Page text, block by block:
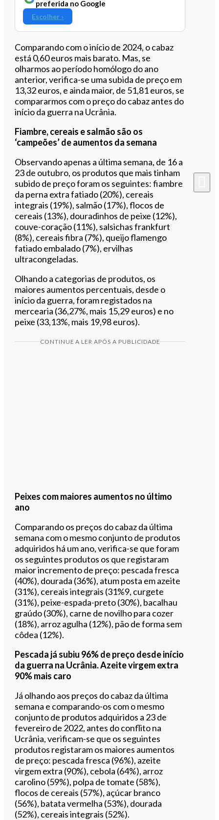
preferida no Google
Escolher ›
Comparando com o início de 2024, o cabaz
está 0,60 euros mais barato. Mas, se
olharmos ao período homólogo do ano
anterior, verifica-se uma subida de preço em
13,32 euros, e ainda maior, de 51,81 euros, se
compararmos com o preço do cabaz antes do
início da guerra na Ucrânia.
Fiambre, cereais e salmão são os
‘campeões’ de aumentos da semana
Observando apenas a última semana, de 16 a
23 de outubro, os produtos que mais tinham
subido de preço foram os seguintes: fiambre
da perna extra fatiado (20%), cereais
integrais (19%), salmão (17%), flocos de
cereais (13%), douradinhos de peixe (12%),
couve-coração (11%), salsichas frankfurt
(8%), cereais fibra (7%), queijo flamengo
fatiado embalado (7%), ervilhas
ultracongeladas.
Olhando a categorias de produtos, os
maiores aumentos percentuais, desde o
início da guerra, foram registados na
mercearia (36,27%, mais 15,29 euros) e no
peixe (33,13%, mais 19,98 euros).
CONTINUE A LER APÓS A PUBLICIDADE
Peixes com maiores aumentos no último
ano
Comparando os preços do cabaz da última
semana com o mesmo conjunto de produtos
adquiridos há um ano, verifica-se que foram
os seguintes produtos os que registaram
maior incremento de preço: pescada fresca
(40%), dourada (36%), atum posta em azeite
(31%), cereais integrais (31%9, curgete
(31%), peixe-espada-preto (30%), bacalhau
graúdo (30%), carne de novilho para cozer
(18%), arroz agulha (12%), pão de forma sem
côdea (12%).
Pescada já subiu 96% de preço desde início
da guerra na Ucrânia. Azeite virgem extra
90% mais caro
Já olhando aos preços do cabaz da última
semana e comparando-os com o mesmo
conjunto de produtos adquiridos a 23 de
fevereiro de 2022, antes do conflito na
Ucrânia, verificam-se que os seguintes
produtos registaram os maiores aumentos
de preço: pescada fresca (96%), azeite
virgem extra (90%), cebola (64%), arroz
carolino (59%), polpa de tomate (58%),
flocos de cereais (57%), açúcar branco
(56%), batata vermelha (53%), dourada
(52%), cereais integrais (52%).